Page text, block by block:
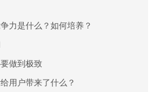
力是什么？如何培养？
做到极致
用户带来了什么？